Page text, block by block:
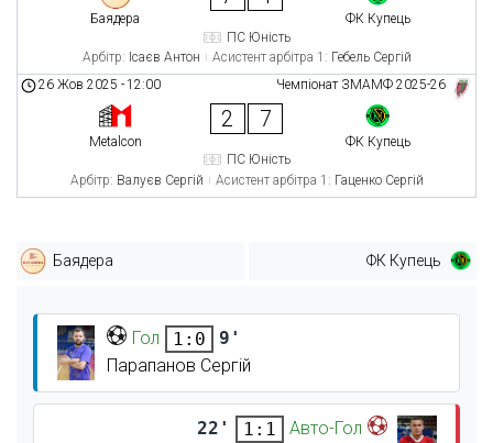
Баядера
ФК Купець
ПС Юність
Арбітр: Ісаєв Антон Асистент арбітра 1: Гебель Сергій
Чемпіонат ЗМАМФ 2025-26
26 Жов 2025 -12:00
Metalcon
2 7
ФК Купець
ПС Юність
Арбітр: Валуєв Сергій Асистент арбітра 1: Гаценко Сергій
Баядера ФК Купець
Гол 1:0
9'
Парапанов Сергій
22' 1:1
Авто-Гол